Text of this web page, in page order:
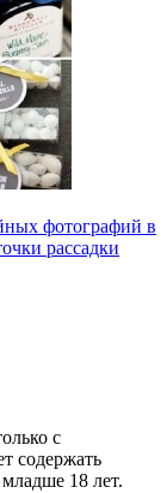
фотографий в
рассадки
с
содержать
18 лет.